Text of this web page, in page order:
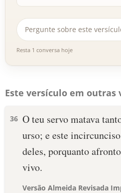
Resta 1 conversa hoje
Este versículo em outras
36 O teu servo matava
urso; e este
deles, porquanto
vivo.
Versão Almeida Revisada